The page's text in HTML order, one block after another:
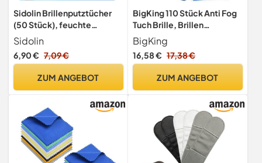
Sidolin Brillenputztücher
(50 Stück), feuchte
Reinigungstücher für
Brillen, Displays,
Bildschirme, reinigen
optimal für unterwegs
Sidolin
6,90 € 7,09 €
ZUM ANGEBOT
BigKing 110 Stück Anti Fog
Tuch Brille, Brillen
Reinigung Stücher,
Brillenantibeschlagtücher,
Brillenputztuch
verpackt, geeignet zum
Handydisplays und Linsen
BigKing
16,58 € 17,38 €
ZUM ANGEBOT